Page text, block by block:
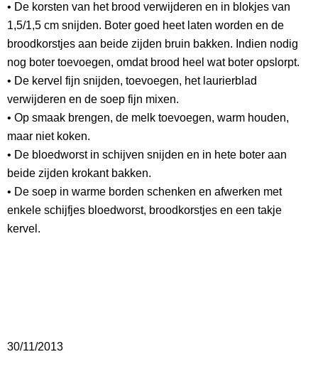
• De korsten van het brood verwijderen en in blokjes van
1,5/1,5 cm snijden. Boter goed heet laten worden en de
broodkorstjes aan beide zijden bruin bakken. Indien nodig
nog boter toevoegen, omdat brood heel wat boter opslorpt.
• De kervel fijn snijden, toevoegen, het laurierblad
verwijderen en de soep fijn mixen.
• Op smaak brengen, de melk toevoegen, warm houden,
maar niet koken.
• De bloedworst in schijven snijden en in hete boter aan
beide zijden krokant bakken.
• De soep in warme borden schenken en afwerken met
enkele schijfjes bloedworst, broodkorstjes en een takje
kervel.
30/11/2013